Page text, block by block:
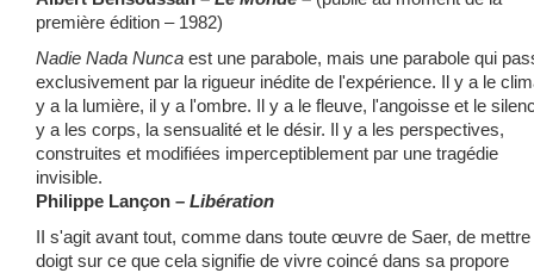
première édition – 1982)
Nadie Nada Nunca est une parabole, mais une parabole qui
exclusivement par la rigueur inédite de l'expérience. Il y a le
y a la lumière, il y a l'ombre. Il y a le fleuve, l'angoisse et le
y a les corps, la sensualité et le désir. Il y a les perspectives,
construites et modifiées imperceptiblement par une tragédie
invisible.
Philippe Lançon – Libération
II s'agit avant tout, comme dans toute œuvre de Saer, de mettre
doigt sur ce que cela signifie de vivre coincé dans sa propore